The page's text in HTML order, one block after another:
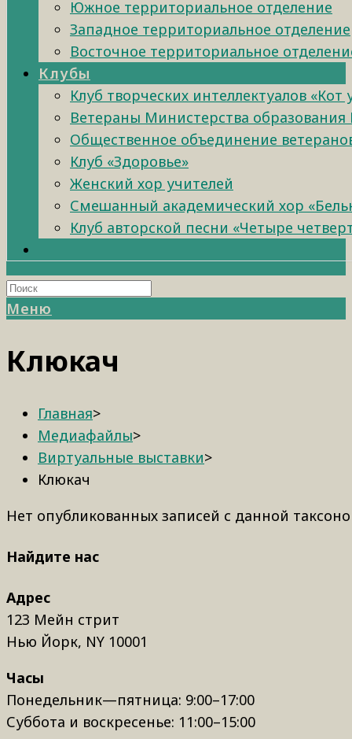
Южное территориальное отделение
Западное территориальное отделение
Восточное территориальное
Клубы
Клуб творческих интеллектуалов «Кот
Ветераны Министерства образования
Общественное объединение
Клуб «Здоровье»
Женский хор учителей
Смешанный академический хор
Клуб авторской песни «Четыре
Меню
Клюкач
Главная>
Медиафайлы>
Виртуальные выставки>
Клюкач
Нет опубликованных записей с данной
Найдите нас
Адрес
123 Мейн стрит
Нью Йорк, NY 10001
Часы
Понедельник—пятница: 9:00–17:00
Суббота и воскресенье: 11:00–15:00